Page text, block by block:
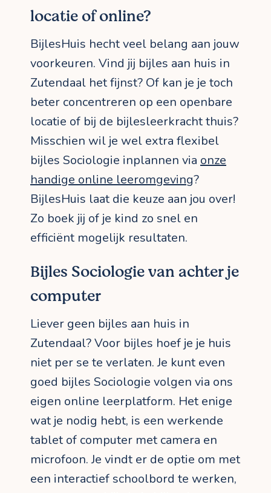
locatie of online?
BijlesHuis hecht veel belang aan jouw
voorkeuren. Vind jij bijles aan huis in
Zutendaal het fijnst? Of kan je je toch
beter concentreren op een openbare
locatie of bij de bijlesleerkracht thuis?
Misschien wil je wel extra flexibel
bijles Sociologie inplannen via onze
handige online leeromgeving?
BijlesHuis laat die keuze aan jou over!
Zo boek jij of je kind zo snel en
efficiënt mogelijk resultaten.
Bijles Sociologie van achter je
computer
Liever geen bijles aan huis in
Zutendaal? Voor bijles hoef je je huis
niet per se te verlaten. Je kunt even
goed bijles Sociologie volgen via ons
eigen online leerplatform. Het enige
wat je nodig hebt, is een werkende
tablet of computer met camera en
microfoon. Je vindt er de optie om met
een interactief schoolbord te werken,